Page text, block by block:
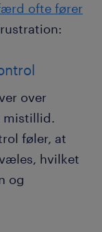
ofte fører
over
mistillid.
føler, at
hvilket
og